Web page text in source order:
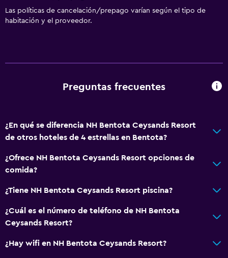
Las políticas de cancelación/prepago varían según el tipo de
habitación y el proveedor.
Preguntas frecuentes
¿En qué se diferencia NH Bentota Ceysands Resort
de otros hoteles de 4 estrellas en Bentota?
¿Ofrece NH Bentota Ceysands Resort opciones de
comida?
¿Tiene NH Bentota Ceysands Resort piscina?
¿Cuál es el número de teléfono de NH Bentota
Ceysands Resort?
¿Hay wifi en NH Bentota Ceysands Resort?